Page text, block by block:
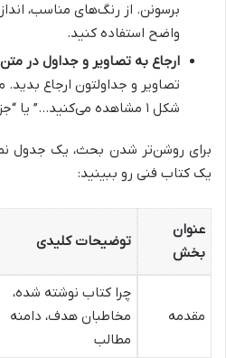
برسونن. از رنگ‌های مناسب،
واضح استفاده کنید.
ارجاع به تصاویر و جداول در
تصاویر و جداولتون ارجاع بدید.
شکل ۱ مشاهده می‌کنید…” یا “جزئیات در جدول ۲ آمده است.”
برای روشن‌تر شدن بحث، یک جدول
یک کتاب فنی رو ببینید:
عنوان
بخش
توضیحات کلیدی
مقدمه
چرا کتاب نوشته شده،
مخاطبان هدف، دامنه
مطالب